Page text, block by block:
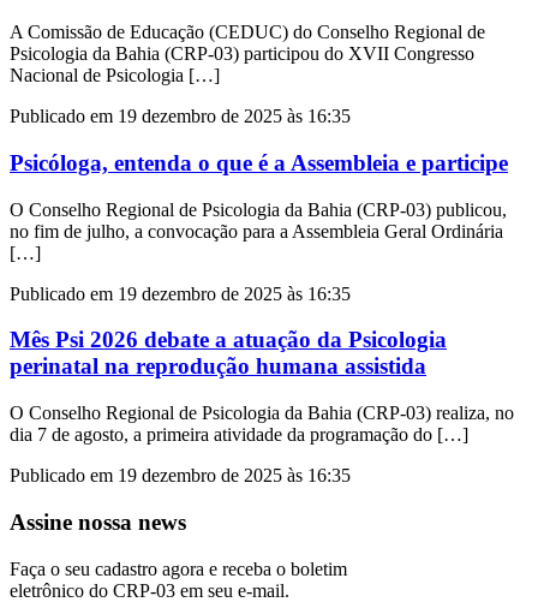
A Comissão de Educação (CEDUC) do Conselho Regional de
Psicologia da Bahia (CRP-03) participou do XVII Congresso
Nacional de Psicologia […]
Publicado em 19 dezembro de 2025 às 16:35
Psicóloga, entenda o que é a Assembleia e participe
O Conselho Regional de Psicologia da Bahia (CRP-03) publicou,
no fim de julho, a convocação para a Assembleia Geral Ordinária
[…]
Publicado em 19 dezembro de 2025 às 16:35
Mês Psi 2026 debate a atuação da Psicologia
perinatal na reprodução humana assistida
O Conselho Regional de Psicologia da Bahia (CRP-03) realiza, no
dia 7 de agosto, a primeira atividade da programação do […]
Publicado em 19 dezembro de 2025 às 16:35
Assine nossa news
Faça o seu cadastro agora e receba o boletim
eletrônico do CRP-03 em seu e-mail.